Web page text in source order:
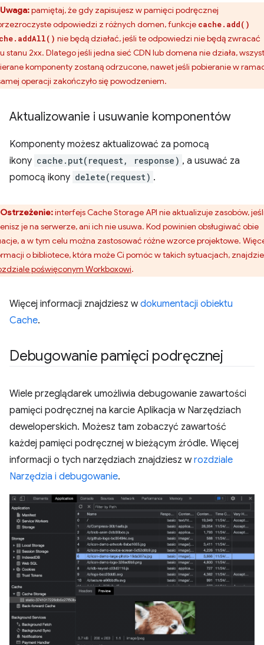
Uwaga:pamiętaj, że gdy zapisujesz w pamięci podręcznej
odpowiedzi z różnych domen, funkcje cache.add()
nie będą działać, jeśli te odpowiedzi nie będą zwracać
stanu 2xx. Dlatego jeśli jedna sieć CDN lub domena nie działa,
komponenty zostaną odrzucone, nawet jeśli pobieranie w
operacji zakończyło się powodzeniem.
Aktualizowanie i usuwanie komponentów
Komponenty możesz aktualizować za pomocą
ikony cache.put(request, response) , a usuwać za
pomocą ikony delete(request) .
Ostrzeżenie:interfejs Cache Storage API nie aktualizuje zasobów,
je na serwerze, ani ich nie usuwa. Kod powinien obsługiwać obie
a w tym celu można zastosować różne wzorce projektowe.
o bibliotece, która może Ci pomóc w takich sytuacjach,
poświęconym Workboxowi.
Więcej informacji znajdziesz wdokumentacji obiektu
Cache.
Debugowanie pamięci podręcznej
Wiele przeglądarek umożliwia debugowanie zawartości
pamięci podręcznej na karcie Aplikacja w Narzędziach
deweloperskich. Możesz tam zobaczyć zawartość
każdej pamięci podręcznej w bieżącym źródle. Więcej
informacji o tych narzędziach znajdziesz wrozdziale
Narzędzia i debugowanie.